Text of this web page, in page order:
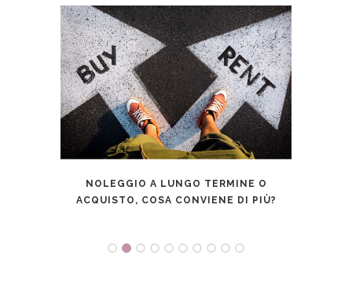
NOLEGGIO A LUNGO TERMINE O
ACQUISTO, COSA CONVIENE DI PIÙ?